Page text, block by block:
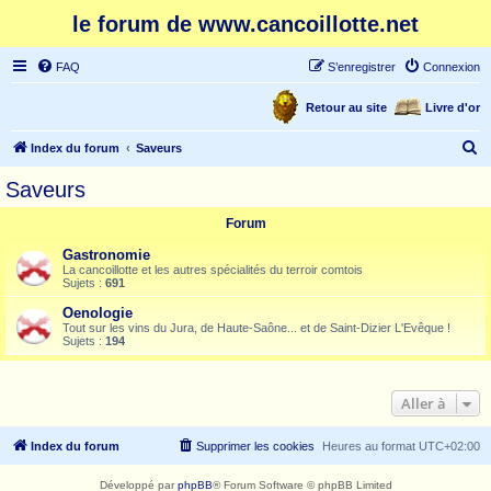
le forum de www.cancoillotte.net
FAQ Connexion
S’enregistrer
Livre d'or
Retour au site
Index du forum Saveurs
e
Saveurs
Forum
Gastronomie
La cancoillotte et les autres spécialités du terroir comtois
Sujets : 691
Oenologie
Tout sur les vins du Jura, de Haute-Saône... et de Saint-Dizier L'Evêque !
Sujets : 194
Aller à
Index du forum Heures au format UTC+02:00
Supprimer les cookies
Développé parphpBB® Forum Software © phpBB Limited